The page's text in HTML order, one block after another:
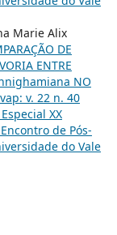
Marie Alix
DE
ENTRE
NO
v. 22 n. 40
XX
de Pós-
do Vale